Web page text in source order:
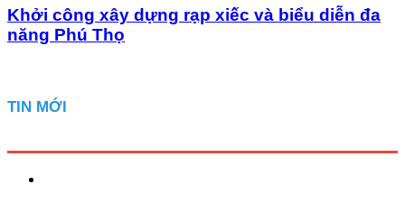
Khởi công xây dựng rạp xiếc và biểu diễn đa
năng Phú Thọ
TIN MỚI